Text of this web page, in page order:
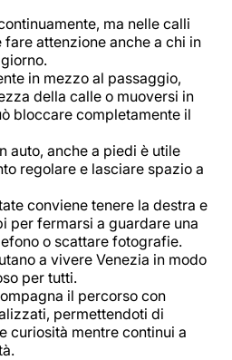
ma nelle calli
attenzione anche a chi in
in mezzo al passaggio,
della calle o muoversi in
bloccare completamente il
auto, anche a piedi è utile
regolare e lasciare spazio a
conviene tenere la destra e
per fermarsi a guardare una
o scattare fotografie.
a vivere Venezia in modo
per tutti.
il percorso con
permettendoti di
curiosità mentre continui a